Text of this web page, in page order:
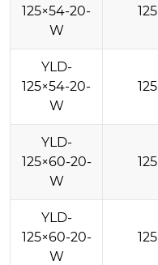
125×54-20-
W
125
YLD-
125×54-20-
W
125
YLD-
125×60-20-
W
125
YLD-
125×60-20-
W
125